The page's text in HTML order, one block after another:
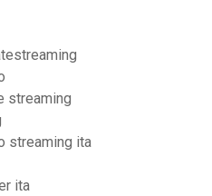
streaming
streaming ita
ita